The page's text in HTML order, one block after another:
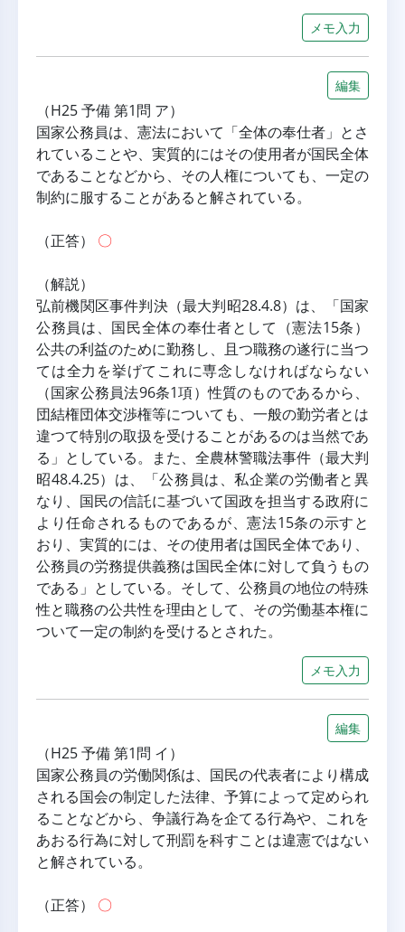
メモ入力
編集
（H25 予備 第1問 ア）
国家公務員は、憲法において「全体の奉仕者」とさ
れていることや、実質的にはその使用者が国民全体
であることなどから、その人権についても、一定の
制約に服することがあると解されている。
（正答） 〇
（解説）
弘前機関区事件判決（最大判昭28.4.8）は、「国家
公務員は、国民全体の奉仕者として（憲法15条）
公共の利益のために勤務し、且つ職務の遂行に当つ
ては全力を挙げてこれに専念しなければならない
（国家公務員法96条1項）性質のものであるから、
団結権団体交渉権等についても、一般の勤労者とは
違つて特別の取扱を受けることがあるのは当然であ
る」としている。また、全農林警職法事件（最大判
昭48.4.25）は、「公務員は、私企業の労働者と異
なり、国民の信託に基づいて国政を担当する政府に
より任命されるものであるが、憲法15条の示すと
おり、実質的には、その使用者は国民全体であり、
公務員の労務提供義務は国民全体に対して負うもの
である」としている。そして、公務員の地位の特殊
性と職務の公共性を理由として、その労働基本権に
ついて一定の制約を受けるとされた。
メモ入力
編集
（H25 予備 第1問 イ）
国家公務員の労働関係は、国民の代表者により構成
される国会の制定した法律、予算によって定められ
ることなどから、争議行為を企てる行為や、これを
あおる行為に対して刑罰を科すことは違憲ではない
と解されている。
（正答） 〇